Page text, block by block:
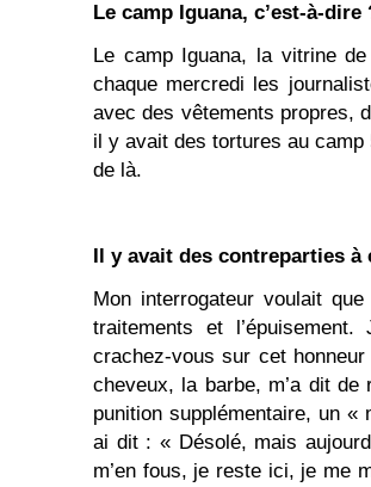
Le camp Iguana, c’est-à-dire
Le camp Iguana, la vitrine
chaque mercredi les
avec des vêtements propres,
il y avait des tortures au
de là.
Il y avait des contreparties
Mon interrogateur voulait
traitements et
crachez-vous sur cet
cheveux, la barbe, m’a dit de
punition supplémentaire, un
ai dit : « Désolé, mais
m’en fous, je reste ici, je me